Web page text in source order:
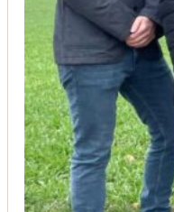
Vom Anbot bis
(Umbau) wurde
Johanna Koe
aus unseren Google-